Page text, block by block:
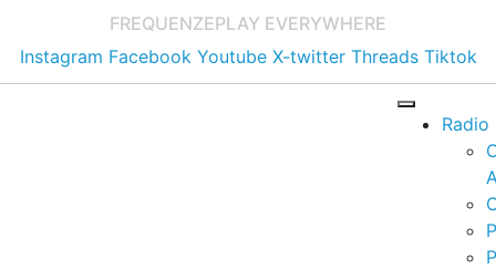
FREQUENZEPLAY EVERYWHERE
Instagram Facebook Youtube X-twitter Threads Tiktok
Radio